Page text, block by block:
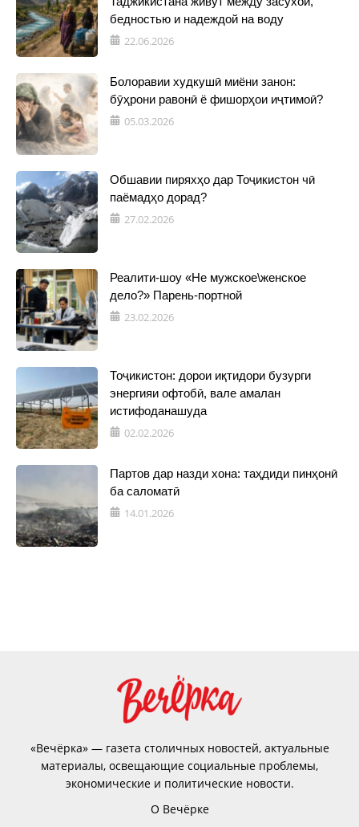
бедностью и надеждой на воду
22.06.2026
Болоравии худкушӣ миёни занон:
бӯҳрони равонӣ ё фишорҳои иҷтимоӣ?
05.03.2026
Обшавии пиряхҳо дар Тоҷикистон чӣ
паёмадҳо дорад?
27.02.2026
Реалити-шоу «Не мужское\женское
дело?» Парень-портной
23.02.2026
Тоҷикистон: дорои иқтидори бузурги
энергияи офтобӣ, вале амалан
истифоданашуда
02.02.2026
Партов дар назди хона: таҳдиди пинҳонӣ
ба саломатӣ
14.01.2026
«Вечёрка» — газета столичных новостей, актуальные
материалы, освещающие социальные проблемы,
экономические и политические новости.
О Вечёрке